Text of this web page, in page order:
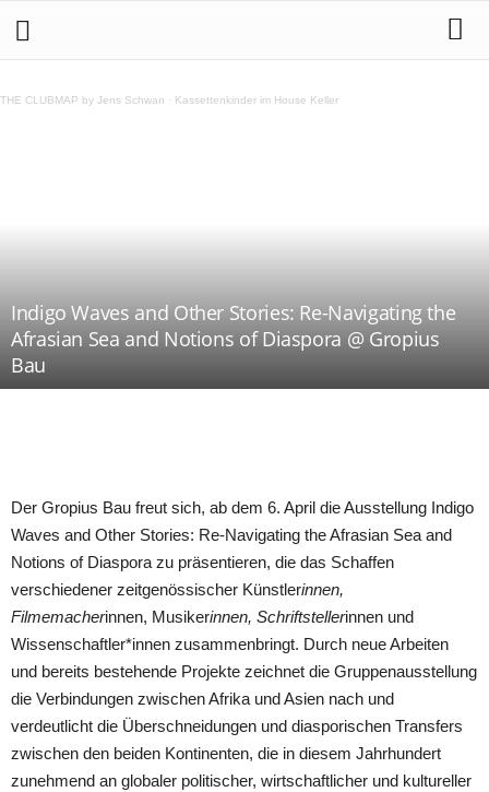
THE CLUBMAP by Jens Schwan · Kassettenkinder im House Keller
Indigo Waves and Other Stories: Re-Navigating the
Afrasian Sea and Notions of Diaspora @ Gropius
Bau
Der Gropius Bau freut sich, ab dem 6. April die Ausstellung Indigo
Waves and Other Stories: Re-Navigating the Afrasian Sea and
Notions of Diaspora zu präsentieren, die das Schaffen
verschiedener zeitgenössischer Künstlerinnen,
Filmemacherinnen, Musikerinnen, Schriftstellerinnen und
Wissenschaftler*innen zusammenbringt. Durch neue Arbeiten
und bereits bestehende Projekte zeichnet die Gruppenausstellung
die Verbindungen zwischen Afrika und Asien nach und
verdeutlicht die Überschneidungen und diasporischen Transfers
zwischen den beiden Kontinenten, die in diesem Jahrhundert
zunehmend an globaler politischer, wirtschaftlicher und kultureller